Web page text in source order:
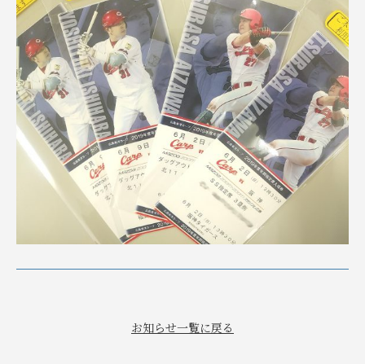
お知らせ一覧に戻る